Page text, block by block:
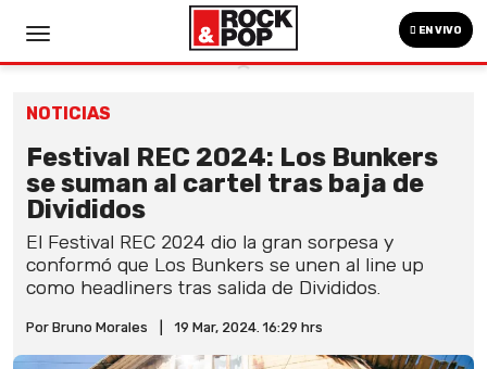
EN VIVO
NOTICIAS
Festival REC 2024: Los Bunkers
se suman al cartel tras baja de
Divididos
El Festival REC 2024 dio la gran sorpesa y
conformó que Los Bunkers se unen al line up
como headliners tras salida de Divididos.
Por Bruno Morales 19 Mar, 2024. 16:29 hrs